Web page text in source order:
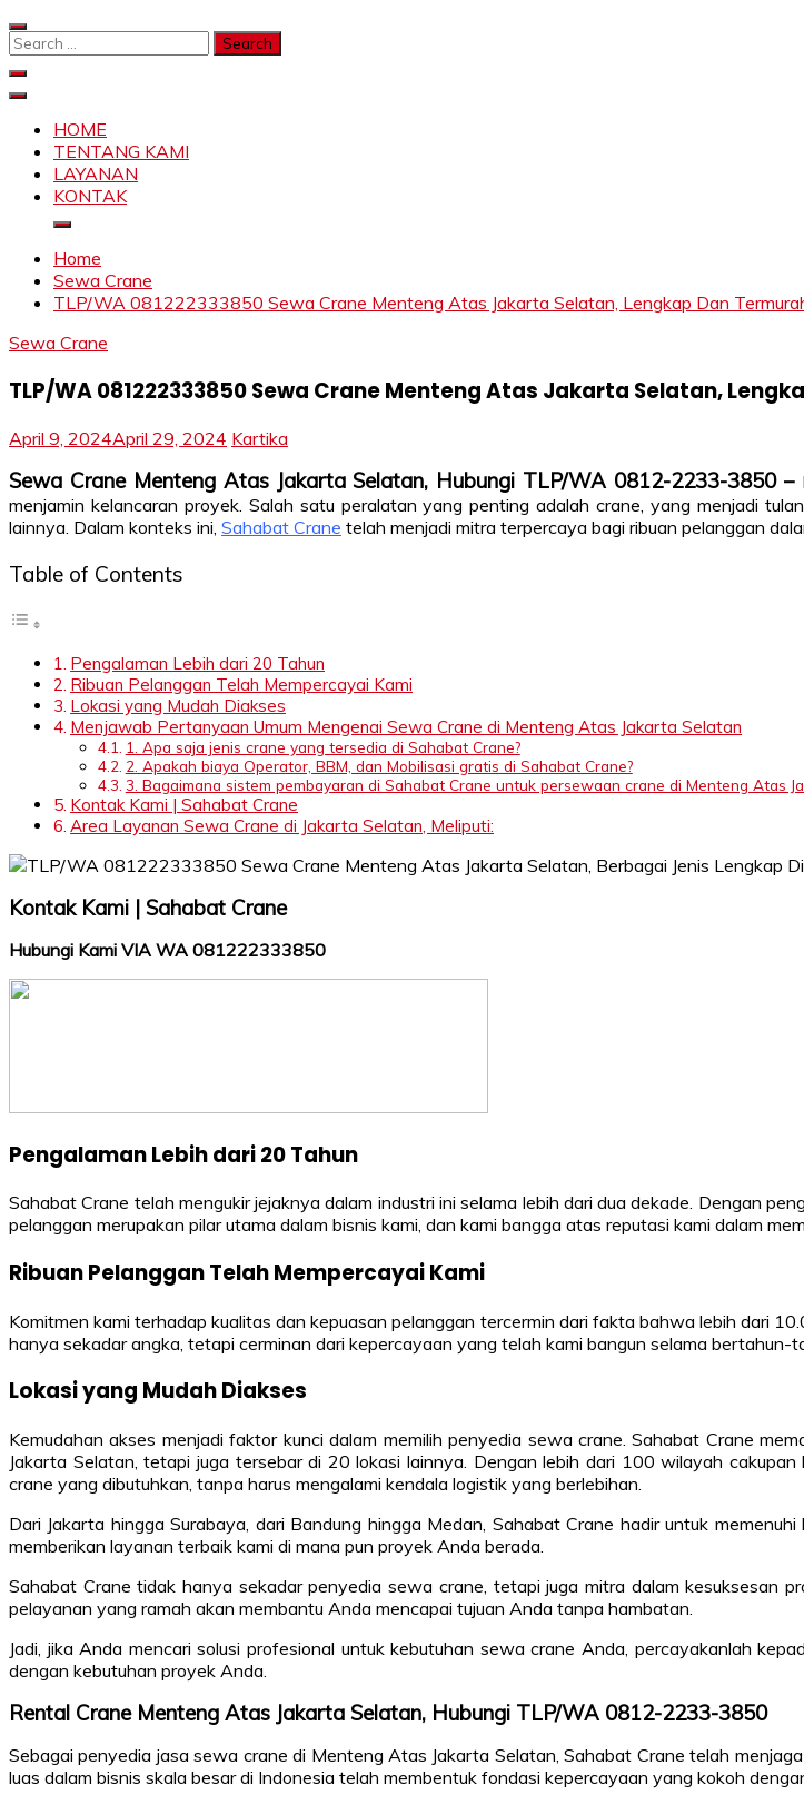
Skip
to
Search
HOME
TENTANG KAMI
LAYANAN
KONTAK
Home
Sewa Crane
TLP/WA 081222333850 Sewa Crane Menteng Atas Jakarta Selatan, Lengkap Dan
Sewa Crane
TLP/WA 081222333850 Sewa Crane Menteng Atas Jakarta Selatan,
April 9, 2024April 29, 2024 Kartika
Sewa Crane Menteng Atas Jakarta Selatan, Hubungi TLP/WA 0812-2233-3850 –
menjamin kelancaran proyek. Salah satu peralatan yang penting adalah crane, yang menjadi
lainnya. Dalam konteks ini, Sahabat Crane telah menjadi mitra terpercaya bagi ribuan pelanggan
Table of Contents
Pengalaman Lebih dari 20 Tahun
Ribuan Pelanggan Telah Mempercayai Kami
Lokasi yang Mudah Diakses
Menjawab Pertanyaan Umum Mengenai Sewa Crane di Menteng Atas Jakarta Selatan
1. Apa saja jenis crane yang tersedia di Sahabat Crane?
2. Apakah biaya Operator, BBM, dan Mobilisasi gratis di Sahabat Crane?
3. Bagaimana sistem pembayaran di Sahabat Crane untuk persewaan crane di Menteng Atas
Kontak Kami | Sahabat Crane
Area Layanan Sewa Crane di Jakarta Selatan, Meliputi:
Kontak Kami | Sahabat Crane
Hubungi Kami VIA WA 081222333850
Pengalaman Lebih dari 20 Tahun
Sahabat Crane telah mengukir jejaknya dalam industri ini selama lebih dari dua dekade. Dengan
pelanggan merupakan pilar utama dalam bisnis kami, dan kami bangga atas reputasi kami dalam
Ribuan Pelanggan Telah Mempercayai Kami
Komitmen kami terhadap kualitas dan kepuasan pelanggan tercermin dari fakta bahwa lebih dari
hanya sekadar angka, tetapi cerminan dari kepercayaan yang telah kami bangun selama bertahun-
Lokasi yang Mudah Diakses
Kemudahan akses menjadi faktor kunci dalam memilih penyedia sewa crane. Sahabat Crane
Jakarta Selatan, tetapi juga tersebar di 20 lokasi lainnya. Dengan lebih dari 100 wilayah
crane yang dibutuhkan, tanpa harus mengalami kendala logistik yang berlebihan.
Dari Jakarta hingga Surabaya, dari Bandung hingga Medan, Sahabat Crane hadir untuk
memberikan layanan terbaik kami di mana pun proyek Anda berada.
Sahabat Crane tidak hanya sekadar penyedia sewa crane, tetapi juga mitra dalam kesuksesan
pelayanan yang ramah akan membantu Anda mencapai tujuan Anda tanpa hambatan.
Jadi, jika Anda mencari solusi profesional untuk kebutuhan sewa crane Anda, percayakanlah
dengan kebutuhan proyek Anda.
Rental Crane Menteng Atas Jakarta Selatan, Hubungi TLP/WA 0812-2233-3850
Sebagai penyedia jasa sewa crane di Menteng Atas Jakarta Selatan, Sahabat Crane telah
luas dalam bisnis skala besar di Indonesia telah membentuk fondasi kepercayaan yang kokoh